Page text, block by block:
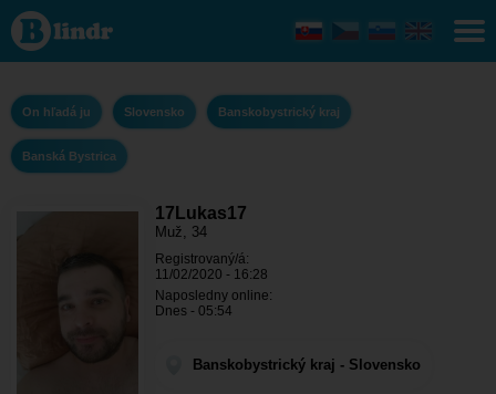
17Lukas17 - On
hľadá ju
Banskobystrický
kraj - Banská
On hľadá ju Slovensko Banskobystrický kraj
Banská Bystrica
17Lukas17
Muž, 34
Registrovaný/á:
11/02/2020 - 16:28
Naposledny online:
Dnes - 05:54
Banskobystrický kraj - Slovensko